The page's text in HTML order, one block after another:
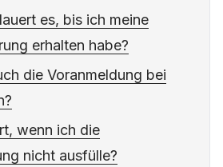
es, bis ich meine
erhalten habe?
die Voranmeldung bei
wenn ich die
nicht ausfülle?